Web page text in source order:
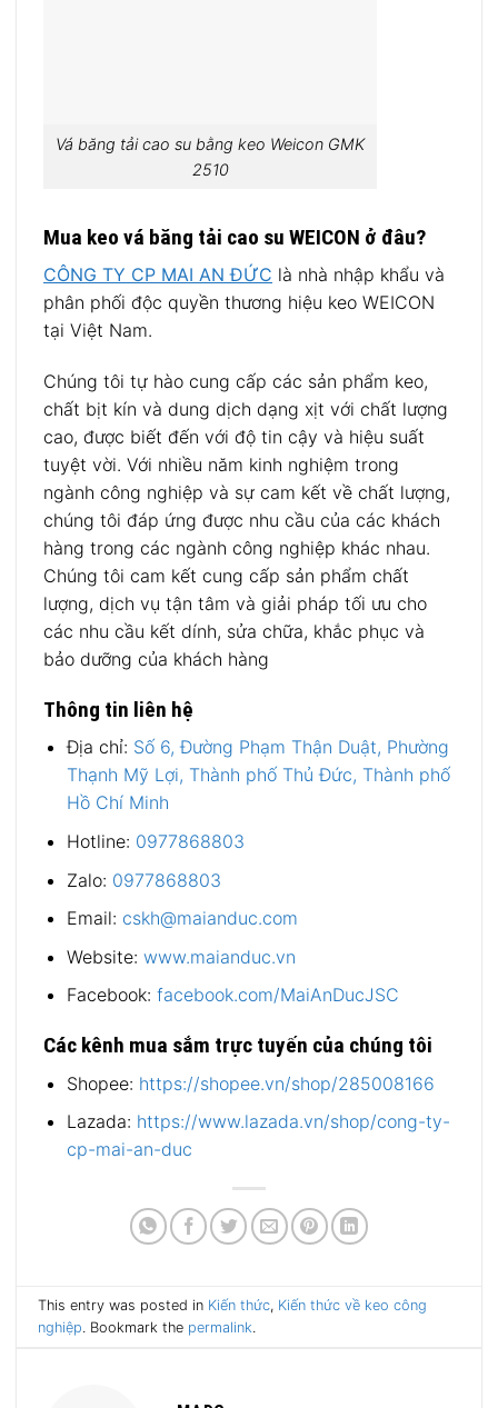
Vá băng tải cao su bằng keo Weicon GMK
2510
Mua keo vá băng tải cao su WEICON ở đâu?
CÔNG TY CP MAI AN ĐỨC là nhà nhập khẩu và
phân phối độc quyền thương hiệu keo WEICON
tại Việt Nam.
Chúng tôi tự hào cung cấp các sản phẩm keo,
chất bịt kín và dung dịch dạng xịt với chất lượng
cao, được biết đến với độ tin cậy và hiệu suất
tuyệt vời. Với nhiều năm kinh nghiệm trong
ngành công nghiệp và sự cam kết về chất lượng,
chúng tôi đáp ứng được nhu cầu của các khách
hàng trong các ngành công nghiệp khác nhau.
Chúng tôi cam kết cung cấp sản phẩm chất
lượng, dịch vụ tận tâm và giải pháp tối ưu cho
các nhu cầu kết dính, sửa chữa, khắc phục và
bảo dưỡng của khách hàng
Thông tin liên hệ
Địa chỉ: Số 6, Đường Phạm Thận Duật, Phường
Thạnh Mỹ Lợi, Thành phố Thủ Đức, Thành phố
Hồ Chí Minh
Hotline: 0977868803
Zalo: 0977868803
Email: cskh@maianduc.com
Website: www.maianduc.vn
Facebook: facebook.com/MaiAnDucJSC
Các kênh mua sắm trực tuyến của chúng tôi
Shopee: https://shopee.vn/shop/285008166
Lazada: https://www.lazada.vn/shop/cong-ty-
cp-mai-an-duc
This entry was posted in Kiến thức, Kiến thức về keo công
nghiệp. Bookmark the permalink.